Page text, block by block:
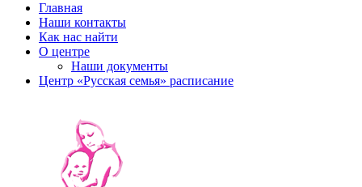
kolibel-vl.ru
Центр защиты семьи, материнства и детства
Главная
Наши контакты
Как нас найти
О центре
Наши документы
Центр «Русская семья» расписание